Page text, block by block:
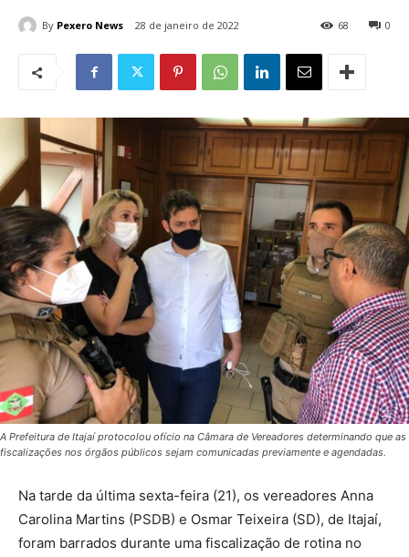
By Pexero News 28 de janeiro de 2022 0
68
A Prefeitura de Itajaí protocolou ofício na Câmara de Vereadores determinando que as
fiscalizações nos órgãos públicos sejam comunicadas previamente e agendadas.
Na tarde da última sexta-feira (21), os vereadores Anna
Carolina Martins (PSDB) e Osmar Teixeira (SD), de Itajaí,
foram barrados durante uma fiscalização de rotina no